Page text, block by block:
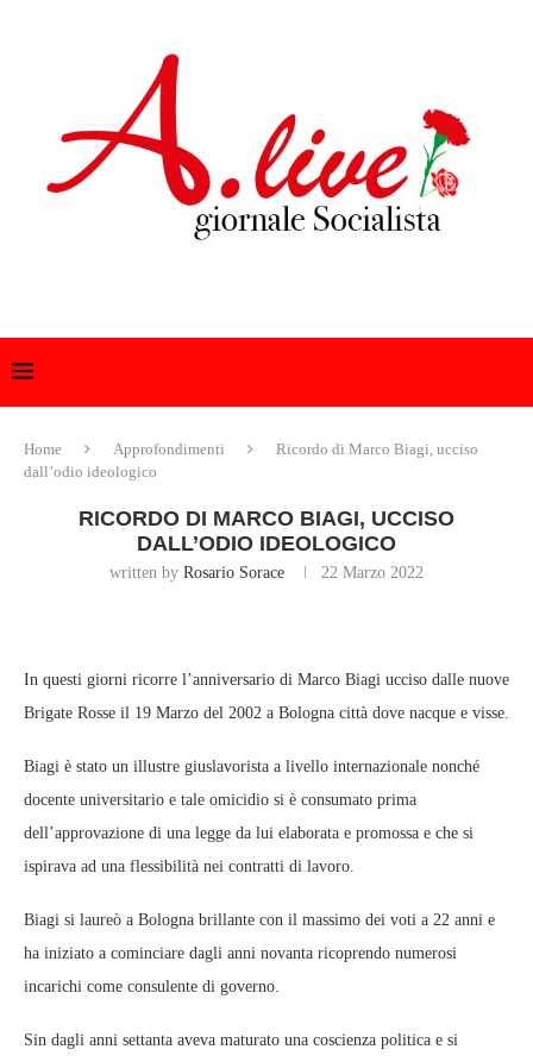
Home Approfondimenti
Ricordo di Marco Biagi, ucciso
dall’odio ideologico
RICORDO DI MARCO BIAGI, UCCISO
DALL’ODIO IDEOLOGICO
written by Rosario Sorace 22 Marzo 2022
In questi giorni ricorre l’anniversario di Marco Biagi ucciso dalle nuove
Brigate Rosse il 19 Marzo del 2002 a Bologna città dove nacque e visse.
Biagi è stato un illustre giuslavorista a livello internazionale nonché
docente universitario e tale omicidio si è consumato prima
dell’approvazione di una legge da lui elaborata e promossa e che si
ispirava ad una flessibilità nei contratti di lavoro.
Biagi si laureò a Bologna brillante con il massimo dei voti a 22 anni e
ha iniziato a cominciare dagli anni novanta ricoprendo numerosi
incarichi come consulente di governo.
Sin dagli anni settanta aveva maturato una coscienza politica e si